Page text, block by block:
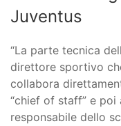
Juventus
“La parte tecnica
direttore sportivo
collabora
“chief of staff” e poi
responsabile dello